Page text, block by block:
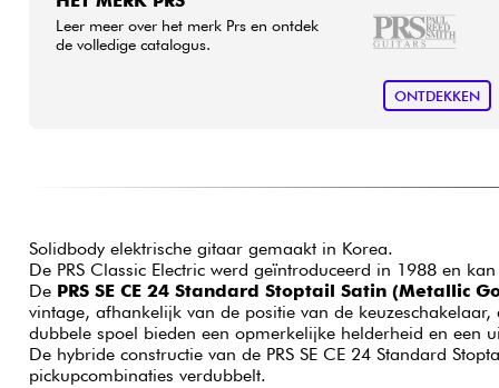
Leer meer over het merk Prs en ontdek
de volledige catalogus.
ONTDEKKEN
Solidbody elektrische gitaar gemaakt in Korea.
De PRS Classic Electric werd geïntroduceerd in 1988 en
De PRS SE CE 24 Standard Stoptail Satin (Metallic
vintage, afhankelijk van de positie van de
dubbele spoel bieden een opmerkelijke helderheid en een
De hybride constructie van de PRS SE CE 24 Standard
pickupcombinaties verdubbelt.